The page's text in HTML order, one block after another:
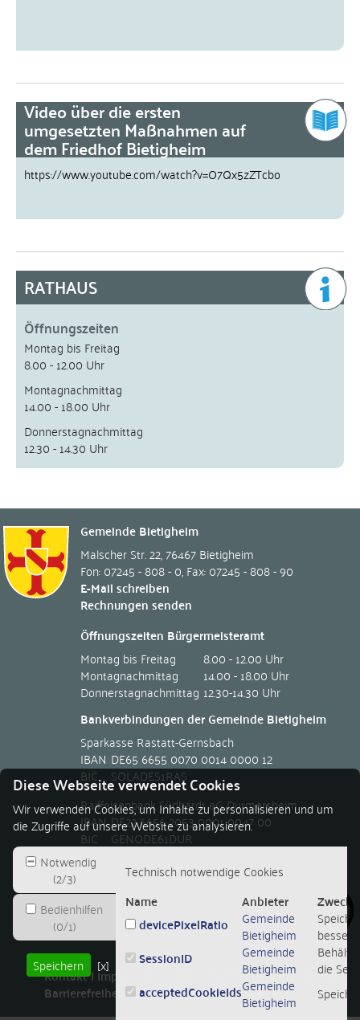
Video über die ersten
umgesetzten Maßnahmen auf
dem Friedhof Bietigheim
https://www.youtube.com/watch?v=O7Qx5zZTcbo
RATHAUS
Öffnungszeiten
Montag bis Freitag
8.00 - 12.00 Uhr
Montagnachmittag
14.00 - 18.00 Uhr
Donnerstagnachmittag
12.30 - 14.30 Uhr
Gemeinde Bietigheim
Malscher Str. 22,76467Bietigheim
Fon: 07245 - 808 - 0,Fax: 07245 - 808 - 90
E-Mail schreiben
Rechnungen senden
Öffnungszeiten Bürgermeisteramt
Montag bis Freitag
8.00 - 12.00 Uhr
Montagnachmittag
14.00 - 18.00 Uhr
Donnerstagnachmittag 12.30-14.30 Uhr
Bankverbindungen der Gemeinde Bietigheim
Sparkasse Rastatt-Gernsbach
IBAN DE65 6655 0070 0014 0000 12
BIC
SOLADES1RAS
Raiffeisenbank Südhardt eG Durmersheim
IBANDE22 6656 2053 0001 0047 00
BIC
GENODE61DUR
Kontakt Impressum Datenschutzerklärung Sitemap
Barrierefreiheit Leichte Sprache
Diese Webseite verwendet Cookies
Wir verwenden Cookies, um Inhalte zu personalisieren und um
die Zugriffe auf unsere Website zu analysieren.
Notwendig
(2/3)
Bedienhilfen
(0/1)
Speichern
[x]
Technisch notwendige Cookies
Name Anbieter
Zweck
devicePixelRatio
Gemeinde
Bietigheim
SessionID
Gemeinde
Bietigheim
Behält
die
acceptedCookieIdsGemeinde
Bietigheim